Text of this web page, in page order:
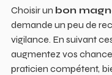
Choisir un bon
demande un peu de
vigilance. En suivant
augmentez vos
praticien compétent,